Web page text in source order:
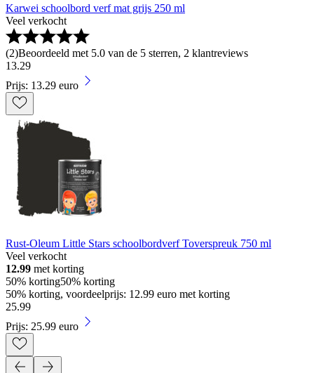
Karwei schoolbord verf mat grijs 250 ml
Veel verkocht
(2)Beoordeeld met 5.0 van de 5 sterren, 2 klantreviews
13.29
Prijs: 13.29 euro
Rust-Oleum Little Stars schoolbordverf Toverspreuk 750 ml
Veel verkocht
12.99 met korting
50% korting50% korting
50% korting, voordeelprijs: 12.99 euro met korting
25.99
Prijs: 25.99 euro